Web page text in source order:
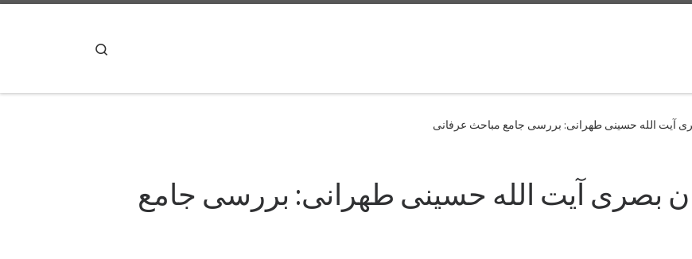
آیت الله حسینی طهرانی: بررسی جامع مباحث عرفانی
بصری آیت الله حسینی طهرانی: بررسی جامع